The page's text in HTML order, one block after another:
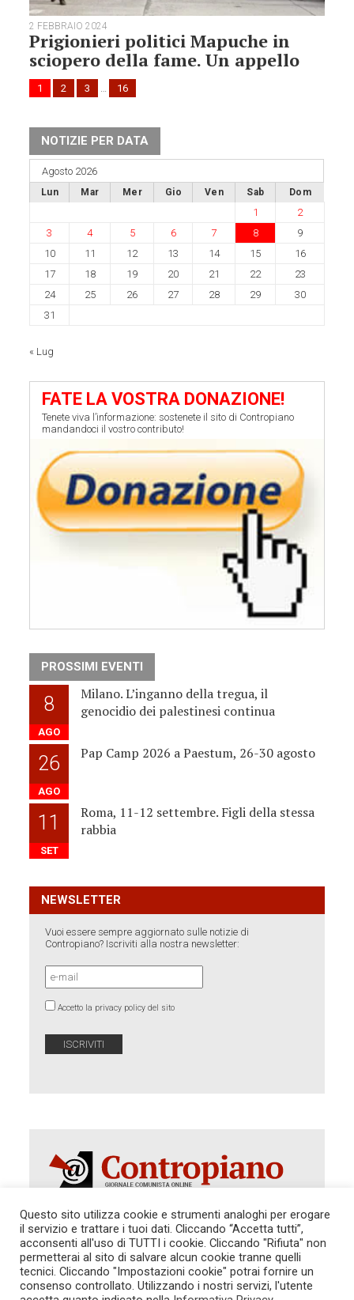
2 FEBBRAIO 2024
Prigionieri politici Mapuche in
sciopero della fame. Un appello
1 2 3 … 16
NOTIZIE PER DATA
Agosto 2026
Lun Mar Mer Gio Ven Sab Dom
1
2
3
4 5 6 7 8
9
10
11 12 13 14 15
16
17
18 19 20 21 22
23
24
25 26 27 28 29
30
31
« Lug
FATE LA VOSTRA DONAZIONE!
Tenete viva l’informazione: sostenete il sito di Contropiano
mandandoci il vostro contributo!
PROSSIMI EVENTI
8
AGO
Milano. L’inganno della tregua, il
genocidio dei palestinesi continua
26
AGO
Pap Camp 2026 a Paestum, 26-30 agosto
11
SET
Roma, 11-12 settembre. Figli della stessa
rabbia
NEWSLETTER
Vuoi essere sempre aggiornato sulle notizie di
Contropiano? Iscriviti alla nostra newsletter:
Accetto la privacy policy del sito
Autorizzazione del Tribunale di Roma 286 del 31
dicembre 2014. Direttore Responsabile: Sergio
Cararo. Indirizzo: V.Casalbruciato 27- sc. B - 00159
Roma -
Tel. 06.640.122.19 -redazione@contropiano.org
Questo sito utilizza cookie e strumenti analoghi per erogare
il servizio e trattare i tuoi dati. Cliccando “Accetta tutti”,
acconsenti all'uso di TUTTI i cookie. Cliccando "Rifiuta" non
permetterai al sito di salvare alcun cookie tranne quelli
tecnici. Cliccando "Impostazioni cookie" potrai fornire un
consenso controllato. Utilizzando i nostri servizi, l'utente